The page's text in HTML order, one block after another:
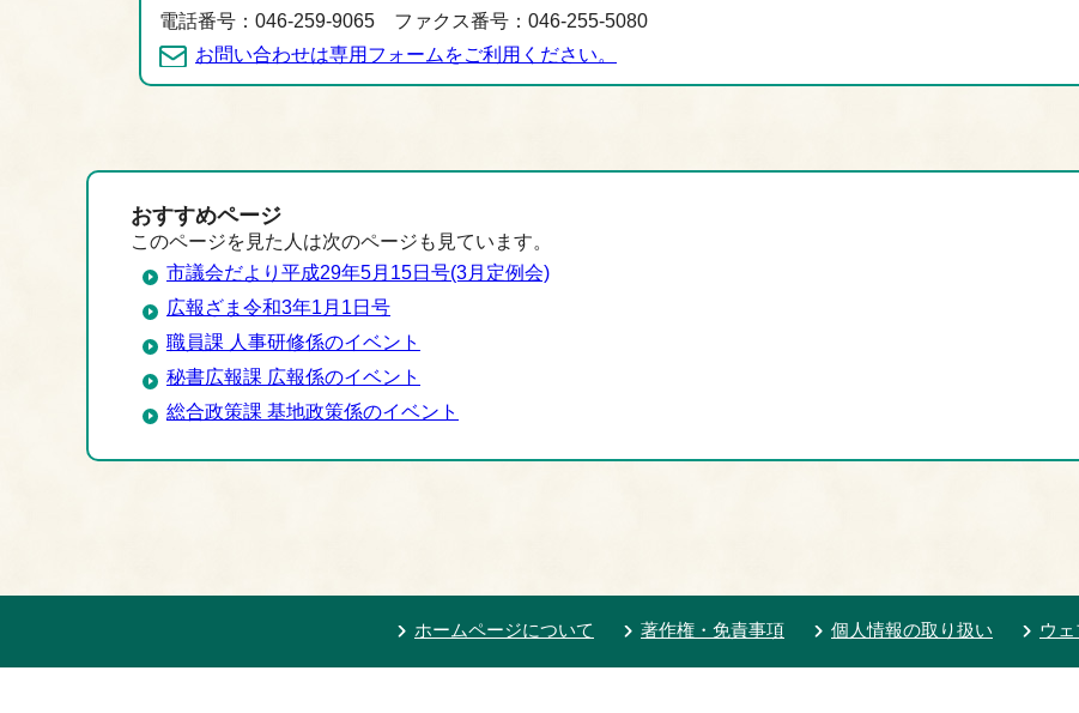
電話番号：046-259-9065 ファクス番号：046-255-5080
お問い合わせは専用フォームをご利用ください。
おすすめページ
このページを見た人は次のページも見ています。
市議会だより平成29年5月15日号(3月定例会)
広報ざま令和3年1月1日号
職員課 人事研修係のイベント
秘書広報課 広報係のイベント
総合政策課 基地政策係のイベント
ホームページについて 著作権・免責事項 個人情報の取り扱い ウ